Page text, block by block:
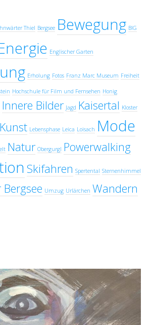
Thiel Bergsee Bewegung BIG
Englischer Garten
Erholung Fotos Franz Marc Museum Freiheit
Hochschule für Film und Fernsehen Honig
Innere Bilder Jagd Kaisertal Kloster
Kunst Lebensphase Leica Loisach Mode
Natur Obergurgl Powerwalking
Skifahren Spertental Sternenhimmel
Umzug Urlärchen Wandern